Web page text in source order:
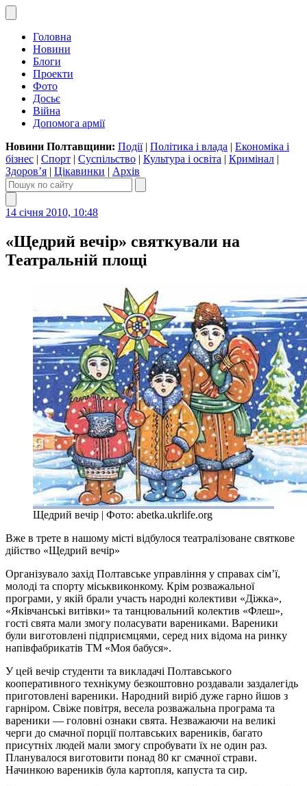
Головна
Новини
Блоги
Проекти
Фото
Досьє
Війна
Допомога армії
Новини Полтавщини: Події| Політика і влада | Економіка і
бізнес | Спорт | Суспільство | Культура і освіта | Кримінал |
Здоров’я | Цікавинки | Архів
14 січня 2010, 10:48
«Щедрий вечір» святкували на
Театральній площі
Щедрий вечір | Фото: abetka.ukrlife.org
Вже в трете в нашому місті відбулося театралізоване святкове
дійство «Щедрий вечір»
Організувало захід Полтавське управління у справах сім’ї,
молоді та спорту міськвиконкому. Крім розважальної
програми, у якій брали участь народні колективи «Діжка»,
«Яківчанські витівки» та танцювальний колектив «Флеш»,
гості свята мали змогу поласувати варениками. Вареники
були виготовлені підприємцями, серед них відома на ринку
напівфабрикатів ТМ «Моя бабуся».
У цей вечір студенти та викладачі Полтавського
кооперативного технікуму безкоштовно роздавали заздалегідь
приготовлені вареники. Народний виріб дуже гарно йшов з
гарніром. Свіже повітря, весела розважальна програма та
вареники — головні ознаки свята. Незважаючи на великі
черги до смачної порції полтавських вареників, багато
присутніх людей мали змогу спробувати їх не один раз.
Планувалося виготовити понад 80 кг смачної страви.
Начинкою вареників була картопля, капуста та сир.